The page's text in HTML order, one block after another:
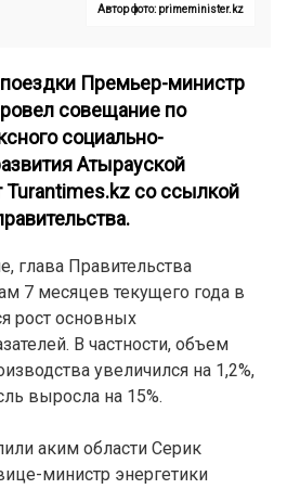
Автор фото: primeminister.kz
Премьер-министр
совещание по
социально-
Атырауской
Turantimes.kz со ссылкой
глава Правительства
7 месяцев текущего года в
рост основных
В частности, объем
увеличился на 1,2%,
выросла на 15%.
аким области Серик
министр энергетики